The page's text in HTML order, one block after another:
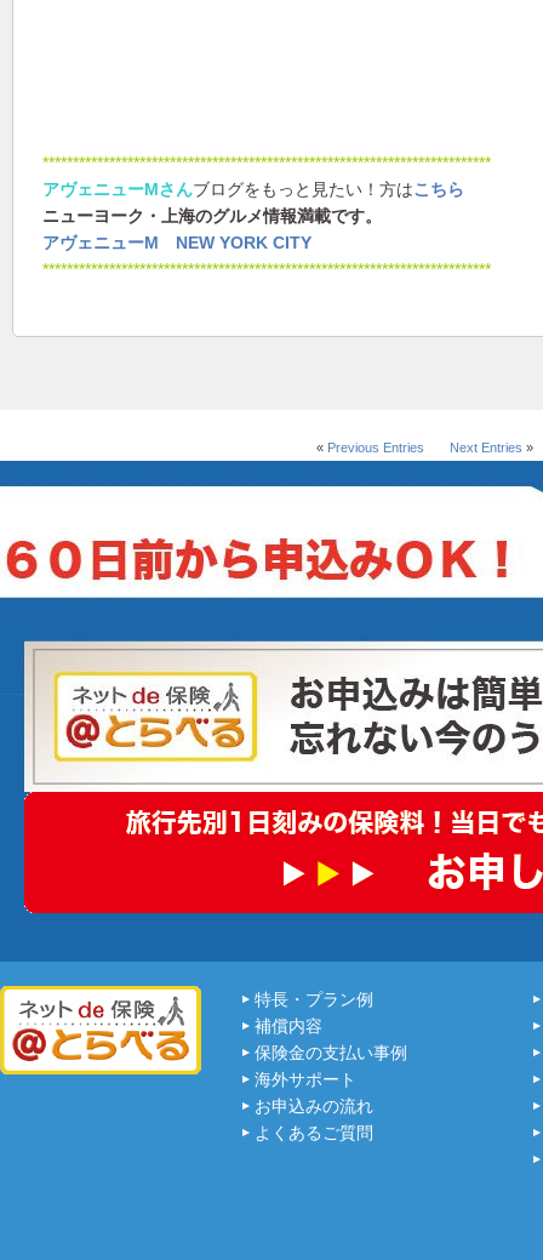
**************************************************************************
アヴェニューMさんブログをもっと見たい！方はこちら
ニューヨーク・上海のグルメ情報満載です。
アヴェニューM NEW YORK CITY
**************************************************************************
« Previous Entries Next Entries »
特長・プラン例
補償内容
保険金の支払い事例
海外サポート
お申込みの流れ
よくあるご質問